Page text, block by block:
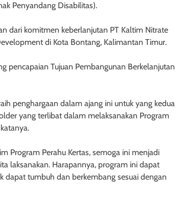
Penyandang Disabilitas).
dari komitmen keberlanjutan PT Kaltim Nitrate
di Kota Bontang, Kalimantan Timur.
pencapaian Tujuan Pembangunan Berkelanjutan
penghargaan dalam ajang ini untuk yang kedua
yang terlibat dalam melaksanakan Program
Program Perahu Kertas, semoga ini menjadi
laksanakan. Harapannya, program ini dapat
dapat tumbuh dan berkembang sesuai dengan